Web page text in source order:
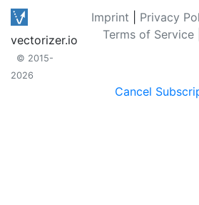
vectorizer.io
© 2015-
2026
Imprint Privacy
Terms of Service
Cancel